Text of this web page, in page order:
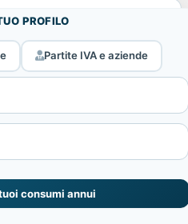
PROFILO
Partite IVA e aziende
consumi annui